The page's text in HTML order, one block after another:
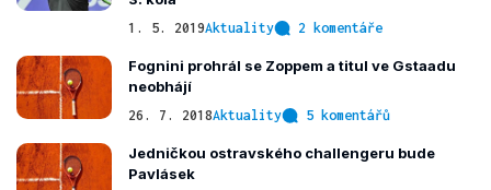
1. 5. 2019Aktuality 2 komentáře
Fognini prohrál se Zoppem a titul ve Gstaadu
neobhájí
26. 7. 2018Aktuality 5 komentářů
Jedničkou ostravského challengeru bude
Pavlásek